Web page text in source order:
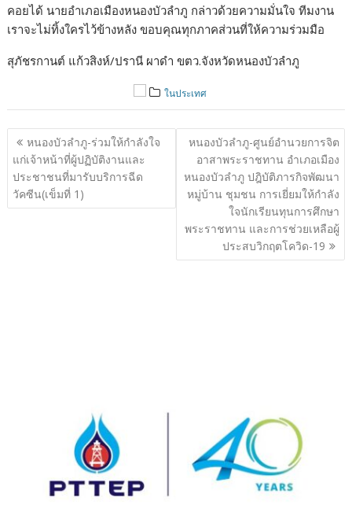
คอยได้ นายอำเภอเมืองหนองบัวลำภู กล่าวด้วยความมั่นใจ ทีมงาน
เราจะไม่ทิ้งใครไว้ข้างหลัง ขอบคุณทุกภาคส่วนที่ให้ความร่วมมือ
สุภัชรกานต์ แก้วสิงห์/ปรานี ผาดำ ขตว.จังหวัดหนองบัวลำภู
ในประเทศ
แนะแนว
เรื่อง
หนองบัวลำภู-ร่วมให้กำลังใจ
แก่เจ้าหน้าที่ผู้ปฏิบัติงานและ
ประชาชนที่มารับบริการฉีด
วัคซีน(เข็มที่ 1)
หนองบัวลำภู-ศูนย์อำนวยการจิต
อาสาพระราชทาน อำเภอเมือง
หนองบัวลำภู ปฎิบัติภารกิจพัฒนา
หมู่บ้าน ชุมชน การเยี่ยมให้กำลัง
ใจนักเรียนทุนการศึกษา
พระราชทาน และการช่วยเหลือผู้
ประสบวิกฤตโควิด-19